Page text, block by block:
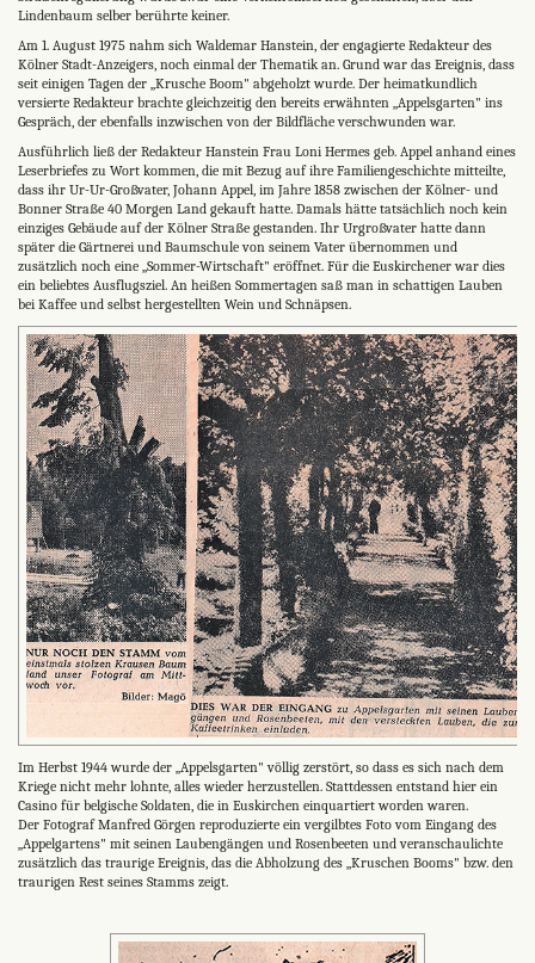
Lindenbaum selber berührte keiner.
Am 1. August 1975 nahm sich Waldemar Hanstein, der engagierte Redakteur des
Kölner Stadt-Anzeigers, noch einmal der Thematik an. Grund war das Ereignis, dass
seit einigen Tagen der „Krusche Boom" abgeholzt wurde. Der heimatkundlich
versierte Redakteur brachte gleichzeitig den bereits erwähnten „Appelsgarten" ins
Gespräch, der ebenfalls inzwischen von der Bildfläche verschwunden war.
Ausführlich ließ der Redakteur Hanstein Frau Loni Hermes geb. Appel anhand eines
Leserbriefes zu Wort kommen, die mit Bezug auf ihre Familiengeschichte mitteilte,
dass ihr Ur-Ur-Großvater, Johann Appel, im Jahre 1858 zwischen der Kölner- und
Bonner Straße 40 Morgen Land gekauft hatte. Damals hätte tatsächlich noch kein
einziges Gebäude auf der Kölner Straße gestanden. Ihr Urgroßvater hatte dann
später die Gärtnerei und Baumschule von seinem Vater übernommen und
zusätzlich noch eine „Sommer-Wirtschaft" eröffnet. Für die Euskirchener war dies
ein beliebtes Ausflugsziel. An heißen Sommertagen saß man in schattigen Lauben
bei Kaffee und selbst hergestellten Wein und Schnäpsen.
Im Herbst 1944 wurde der „Appelsgarten" völlig zerstört, so dass es sich nach dem
Kriege nicht mehr lohnte, alles wieder herzustellen. Stattdessen entstand hier ein
Casino für belgische Soldaten, die in Euskirchen einquartiert worden waren.
Der Fotograf Manfred Görgen reproduzierte ein vergilbtes Foto vom Eingang des
„Appelgartens" mit seinen Laubengängen und Rosenbeeten und veranschaulichte
zusätzlich das traurige Ereignis, das die Abholzung des „Kruschen Booms" bzw. den
traurigen Rest seines Stamms zeigt.